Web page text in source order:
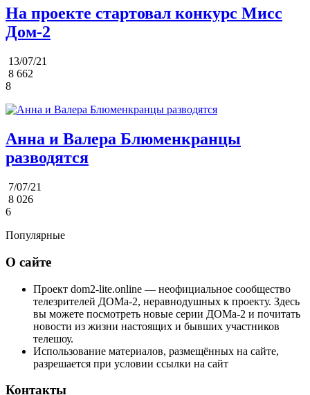
На проекте стартовал конкурс Мисс
Дом-2
13/07/21
8 662
8
Анна и Валера Блюменкранцы
разводятся
7/07/21
8 026
6
Популярные
О сайте
Проект dom2-lite.online — неофициальное сообщество
телезрителей ДОМа-2, неравнодушных к проекту. Здесь
вы можете посмотреть новые серии ДОМа-2 и почитать
новости из жизни настоящих и бывших участников
телешоу.
Использование материалов, размещённых на сайте,
разрешается при условии ссылки на сайт
Контакты